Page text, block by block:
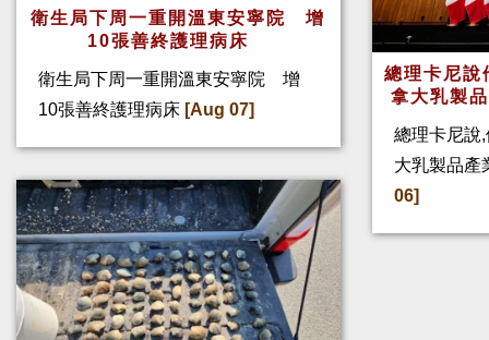
衛生局下周一重開溫東安寧院 增
10張善終護理病床
衛生局下周一重開溫東安寧院 增
10張善終護理病床 [Aug 07]
總理卡尼
拿大乳製
總理卡尼說
大乳製品產
06]